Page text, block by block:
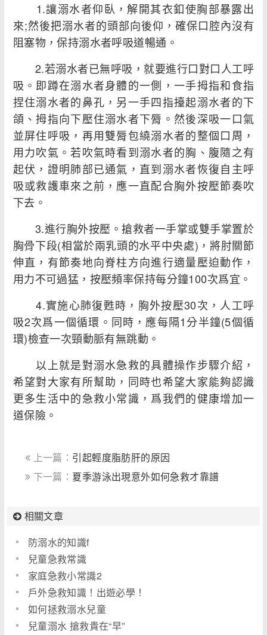
1.讓溺水者仰臥，解開其衣釦使胸部暴露出
來;然後把溺水者的頭部向後仰，確保口腔內沒有
阻塞物，保持溺水者呼吸道暢通。
2.若溺水者已無呼吸，就要進行口對口人工呼
吸。即蹲在溺水者身體的一側，一手拇指和食指
捏住溺水者的鼻孔，另一手四指擡起溺水者的下
頜、拇指向下壓住溺水者下脣。然後深吸一口氣
並屏住呼吸，再用雙脣包繞溺水者的整個口周，
用力吹氣。若吹氣時看到溺水者的胸、腹隨之有
起伏，證明肺部已通氣，直到溺水者恢復自主呼
吸或救護車來之前，應一直配合胸外按壓節奏吹
下去。
3.進行胸外按壓。搶救者一手掌或雙手掌置於
胸骨下段(相當於兩乳頭的水平中央處)，將肘關節
伸直，有節奏地向脊柱方向進行適量壓迫動作，
用力不可過猛，按壓頻率保持每分鐘100次爲宜。
4.實施心肺復甦時，胸外按壓30次，人工呼
吸2次爲一個循環。同時，應每隔1分半鐘(5個循
環)檢查一次頸動脈有無跳動。
以上就是對溺水急救的具體操作步驟介紹，
希望對大家有所幫助，同時也希望大家能夠認識
更多生活中的急救小常識，爲我們的健康增加一
道保險。
上一篇： 引起輕度脂肪肝的原因
下一篇： 夏季游泳出現意外如何急救才靠譜
相關文章
防溺水的知識f
兒童急救常識
家庭急救小常識2
戶外急救知識！出遊必學！
如何拯救溺水兒童
兒童溺水 搶救貴在“早”